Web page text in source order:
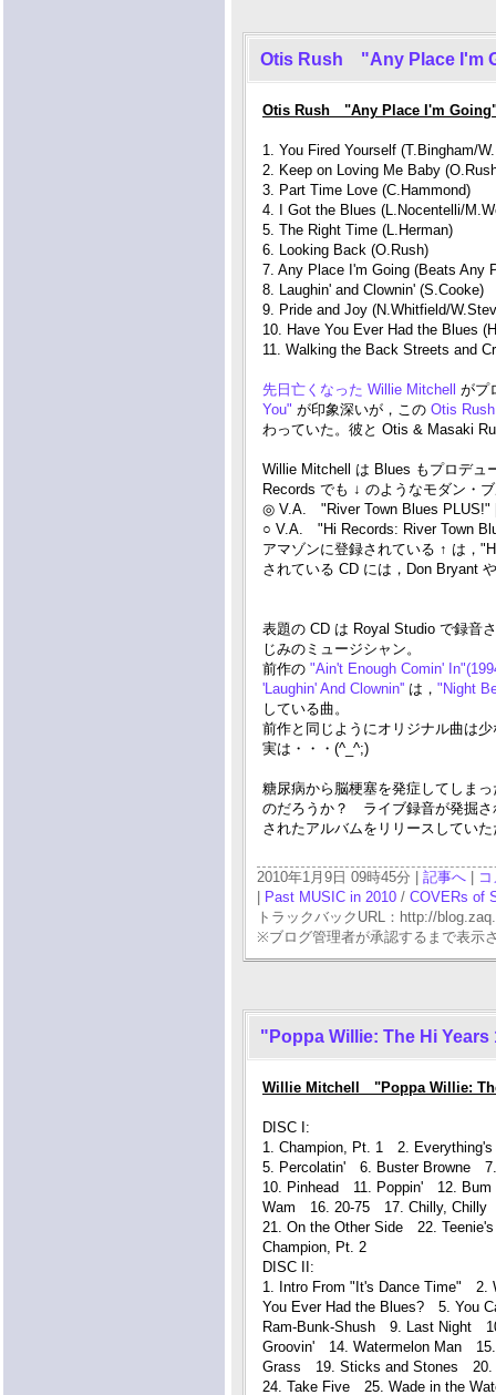
Otis Rush "Any Place I'm
Otis Rush "Any Place I'm
1. You Fired Yourself (T.Bingham/
2. Keep on Loving Me Baby
3. Part Time Love (C.Hammond)
4. I Got the Blues (L.Nocentelli/
5. The Right Time (L.Herman)
6. Looking Back (O.Rush)
7. Any Place I'm Going (Beats Any
8. Laughin' and Clownin' (S.Cooke)
9. Pride and Joy (N.Whitfield/
10. Have You Ever Had the Blues
11. Walking the Back Streets and
先日亡くなった Willie Mitchell がプ
You" が印象深いが，この Otis
わっていた。彼と Otis & Masaki
Willie Mitchell は Blues もプロデュ
Records でも ↓ のようなモダン・
◎ V.A. "River Town Blues PLUS!"
○ V.A. "Hi Records: River Town
アマゾンに登録されている ↑ は，
されている CD には，Don Bryant
表題の CD は Royal Studio で録音
じみのミュージシャン。
前作の "Ain't Enough Comin'
'Laughin' And Clownin'' は， "Night
している曲。
前作と同じようにオリジナル曲は
実は・・・(^_^;)
糖尿病から脳梗塞を発症してしま
のだろうか？ ライブ録音が発掘さ
されたアルバムをリリースしてい
2010年1月9日 09時45分 | 記事へ
Past MUSIC in 2010 / COVERs of
トラックバックURL：http://
※ブログ管理者が承認するまで表示
"Poppa Willie: The Hi Years
Willie Mitchell "Poppa Willie:
DISC I:
1. Champion, Pt. 1 2.
5. Percolatin' 6. Buster Browne
10. Pinhead 11. Poppin' 12.
Wam 16. 20-75 17. Chilly,
21. On the Other Side 22.
Champion, Pt. 2
DISC II:
1. Intro From "It's Dance Time"
You Ever Had the Blues? 5. You
Ram-Bunk-Shush 9. Last Night
Groovin' 14. Watermelon Man
Grass 19. Sticks and Stones
24. Take Five 25. Wade in the